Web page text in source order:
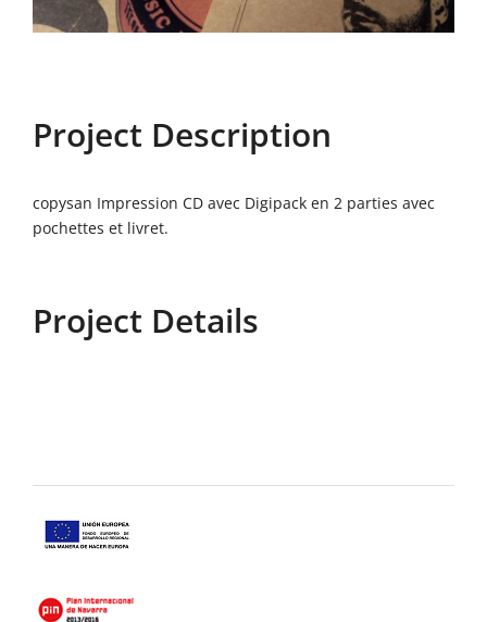
Project Description
copysan Impression CD avec Digipack en 2 parties avec
pochettes et livret.
Project Details